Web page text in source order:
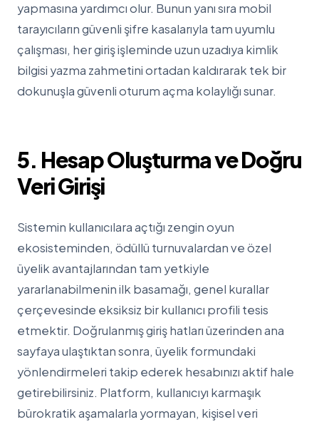
yapmasına yardımcı olur. Bunun yanı sıra mobil
tarayıcıların güvenli şifre kasalarıyla tam uyumlu
çalışması, her giriş işleminde uzun uzadıya kimlik
bilgisi yazma zahmetini ortadan kaldırarak tek bir
dokunuşla güvenli oturum açma kolaylığı sunar.
5. Hesap Oluşturma ve Doğru
Veri Girişi
Sistemin kullanıcılara açtığı zengin oyun
ekosisteminden, ödüllü turnuvalardan ve özel
üyelik avantajlarından tam yetkiyle
yararlanabilmenin ilk basamağı, genel kurallar
çerçevesinde eksiksiz bir kullanıcı profili tesis
etmektir. Doğrulanmış giriş hatları üzerinden ana
sayfaya ulaştıktan sonra, üyelik formundaki
yönlendirmeleri takip ederek hesabınızı aktif hale
getirebilirsiniz. Platform, kullanıcıyı karmaşık
bürokratik aşamalarla yormayan, kişisel veri